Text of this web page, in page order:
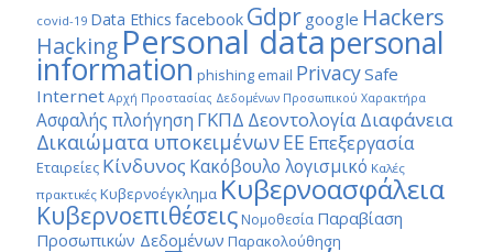
covid-19 Data Ethics facebook Gdpr google Hackers
Hacking Personal datapersonal
information phishing email PrivacySafe
Internet Αρχή Προστασίας Δεδομένων Προσωπικού Χαρακτήρα
Ασφαλής πλοήγηση ΓΚΠΔ ΔεοντολογίαΔιαφάνεια
Δικαιώματα υποκειμένωνΕΕ Επεξεργασία
Εταιρείες Κίνδυνος Κακόβουλο λογισμικό Καλές
πρακτικές Κυβερνοέγκλημα Κυβερνοασφάλεια
Κυβερνοεπιθέσεις Νομοθεσία Παραβίαση
Προσωπικών Δεδομένων Παρακολούθηση